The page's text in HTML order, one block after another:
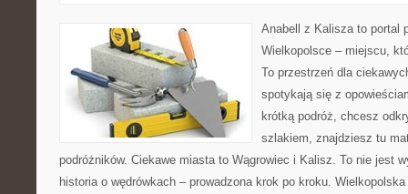
Anabell z Kalisza to portal
Wielkopolsce – miejscu,
To przestrzeń dla
spotykają się z
krótką podróż, chcesz
szlakiem, znajdziesz tu
podróżników. Ciekawe miasta to Wągrowiec i Kalisz. To nie jest
historia o wędrówkach – prowadzona krok po kroku.